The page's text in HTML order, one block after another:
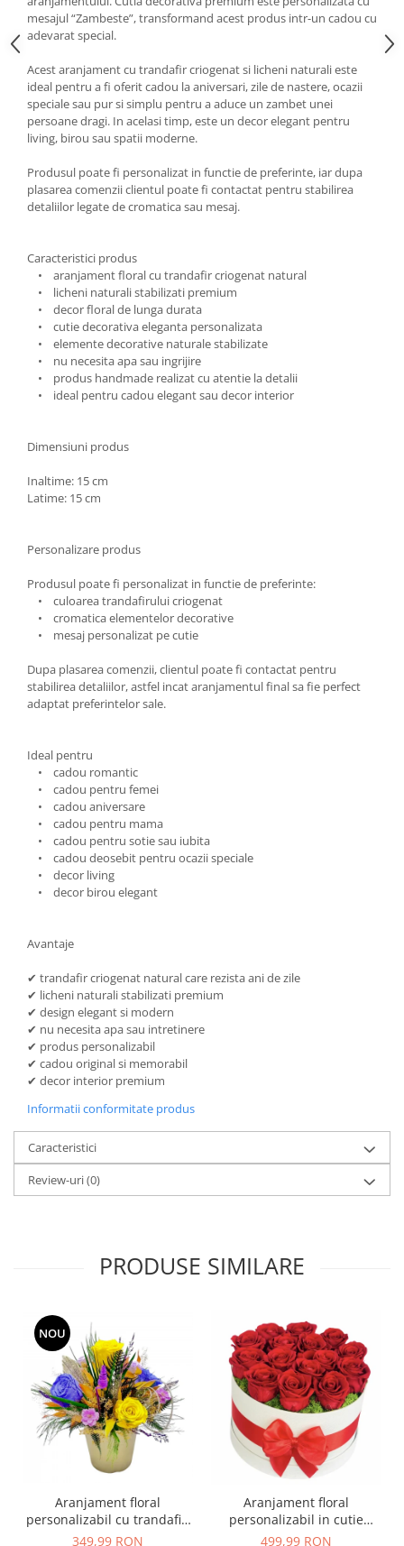
mesajul “Zambeste”, transformand acest produs intr-un cadou cu
adevarat special.
Acest aranjament cu trandafir criogenat si licheni naturali este
ideal pentru a fi oferit cadou la aniversari, zile de nastere, ocazii
speciale sau pur si simplu pentru a aduce un zambet unei
persoane dragi. In acelasi timp, este un decor elegant pentru
living, birou sau spatii moderne.
Produsul poate fi personalizat in functie de preferinte, iar dupa
plasarea comenzii clientul poate fi contactat pentru stabilirea
detaliilor legate de cromatica sau mesaj.
Caracteristici produs
• aranjament floral cu trandafir criogenat natural
• licheni naturali stabilizati premium
• decor floral de lunga durata
• cutie decorativa eleganta personalizata
• elemente decorative naturale stabilizate
• nu necesita apa sau ingrijire
• produs handmade realizat cu atentie la detalii
• ideal pentru cadou elegant sau decor interior
Dimensiuni produs
Inaltime: 15 cm
Latime: 15 cm
Personalizare produs
Produsul poate fi personalizat in functie de preferinte:
• culoarea trandafirului criogenat
• cromatica elementelor decorative
• mesaj personalizat pe cutie
Dupa plasarea comenzii, clientul poate fi contactat pentru
stabilirea detaliilor, astfel incat aranjamentul final sa fie perfect
adaptat preferintelor sale.
Ideal pentru
• cadou romantic
• cadou pentru femei
• cadou aniversare
• cadou pentru mama
• cadou pentru sotie sau iubita
• cadou deosebit pentru ocazii speciale
• decor living
• decor birou elegant
Avantaje
✔ trandafir criogenat natural care rezista ani de zile
✔ licheni naturali stabilizati premium
✔ design elegant si modern
✔ nu necesita apa sau intretinere
✔ produs personalizabil
✔ cadou original si memorabil
✔ decor interior premium
Informatii conformitate produs
Caracteristici
Review-uri(0)
PRODUSE SIMILARE
NOU
Aranjament floral
personalizabil cu trandafiri
si plante naturale
349,99 RON
Aranjament floral
personalizabil in cutie
cadou, Eventissimi,
499,99 RON